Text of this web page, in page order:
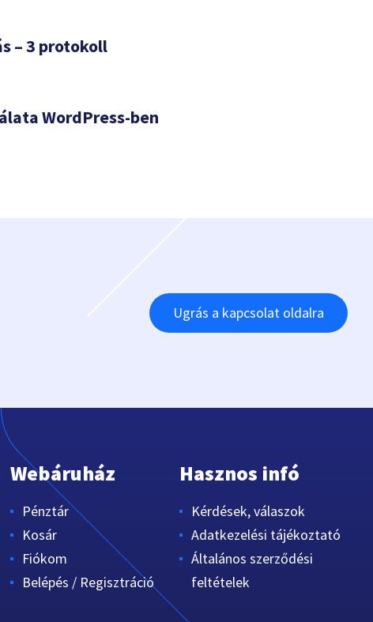
– 3 protokoll
WordPress-ben
Ugrás a kapcsolat oldalra
Webáruház
Pénztár
Kosár
Fiókom
Belépés / Regisztráció
Hasznos infó
Kérdések, válaszok
Adatkezelési tájékoztató
Általános szerződési
feltételek